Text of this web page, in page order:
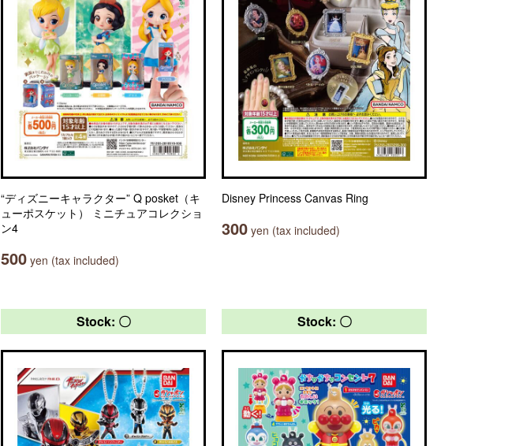
“ディズニーキャラクター” Q posket（キ
ューポスケット） ミニチュアコレクショ
ン4
500 yen (tax included)
Disney Princess Canvas Ring
300 yen (tax included)
Stock: 〇 Stock: 〇